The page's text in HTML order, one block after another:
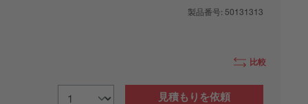
製品番号: 50131313
比較
見積もりを依頼